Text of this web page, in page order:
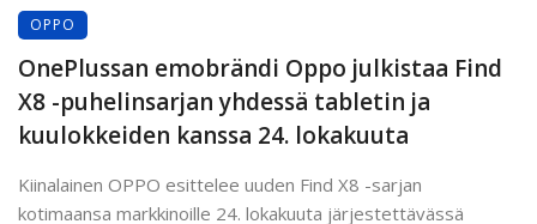
OPPO
OnePlussan emobrändi Oppo julkistaa Find
X8 -puhelinsarjan yhdessä tabletin ja
kuulokkeiden kanssa 24. lokakuuta
Kiinalainen OPPO esittelee uuden Find X8 -sarjan
kotimaansa markkinoille 24. lokakuuta järjestettävässä